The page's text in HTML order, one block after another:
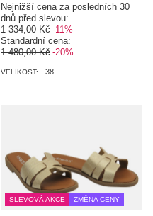
Nejnižší cena za posledních 30
dnů před slevou:
1 334,00 Kč -11%
Standardní cena:
1 480,00 Kč -20%
VELIKOST: 38
SLEVOVÁ AKCE ZMĚNA CENY